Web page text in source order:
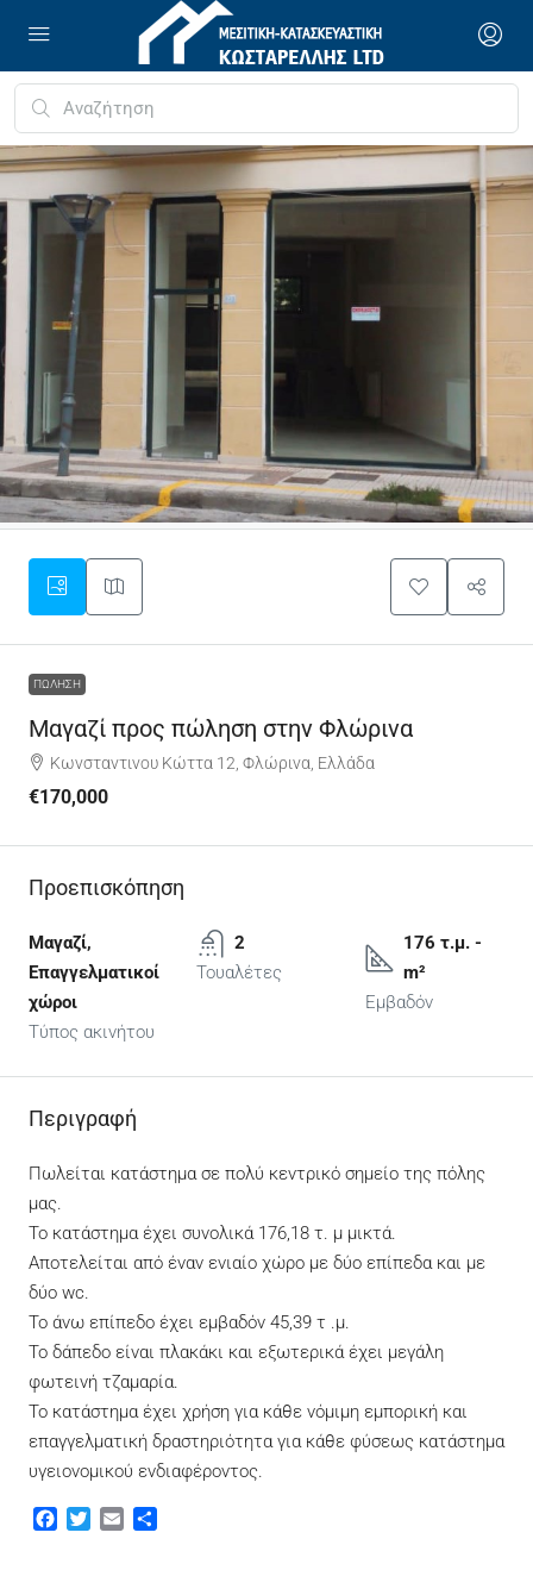
ΠΏΛΗΣΗ
Μαγαζί προς πώληση στην Φλώρινα
Κωνσταντινου Κώττα 12, Φλώρινα, Ελλάδα
€170,000
Προεπισκόπηση
Μαγαζί,
Επαγγελματικοί
χώροι
Τύπος ακινήτου
2
Τουαλέτες
176 τ.μ. -
m²
Εμβαδόν
Περιγραφή
Πωλείται κατάστημα σε πολύ κεντρικό σημείο της πόλης
μας.
Το κατάστημα έχει συνολικά 176,18 τ. μ μικτά.
Αποτελείται από έναν ενιαίο χώρο με δύο επίπεδα και με
δύο wc.
To άνω επίπεδο έχει εμβαδόν 45,39 τ .μ.
Το δάπεδο είναι πλακάκι και εξωτερικά έχει μεγάλη
φωτεινή τζαμαρία.
Το κατάστημα έχει χρήση για κάθε νόμιμη εμπορική και
επαγγελματική δραστηριότητα για κάθε φύσεως κατάστημα
υγειονομικού ενδιαφέροντος.
Facebook
TwitterEmail